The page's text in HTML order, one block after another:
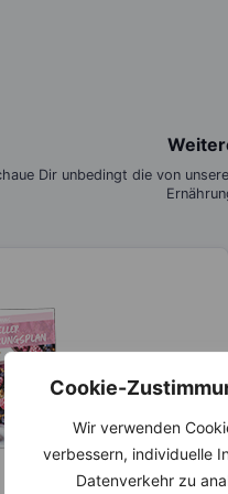
Cookie-
Wir verwenden
verbessern, individuelle
Datenverkehr zu
Dir unbedingt die von